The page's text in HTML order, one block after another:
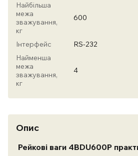
Найбільша
межа
зважування,
кг
600
Інтерфейс
RS-232
Найменша
межа
зважування,
кг
4
Опис
Рейкові ваги 4BDU600Р